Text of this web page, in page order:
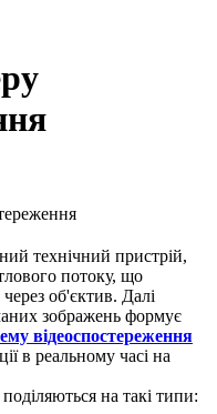
технічний пристрій,
потоку, що
об'єктив. Далі
зображень формує
відеоспостереження
в реальному часі на
на такі типи: